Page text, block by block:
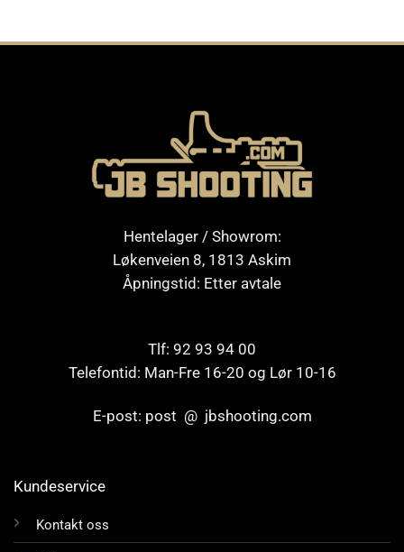
Hentelager / Showrom:
Løkenveien 8, 1813 Askim
Åpningstid: Etter avtale
Tlf: 92 93 94 00
Telefontid: Man-Fre 16-20 og Lør 10-16
E-post: post @ jbshooting.com
Kundeservice
Kontakt oss